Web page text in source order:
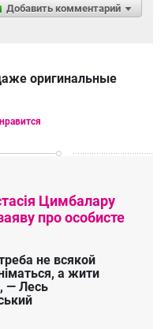
Добавить комментарий
оригинальные
Цимбалару
про особисте
не всякой
а жити
— Лесь